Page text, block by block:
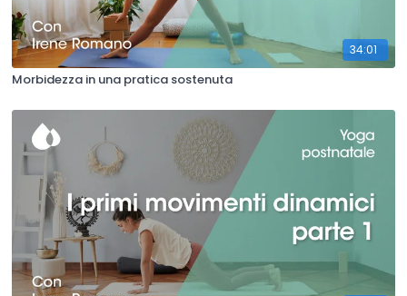
34:01
Morbidezza in una pratica sostenuta